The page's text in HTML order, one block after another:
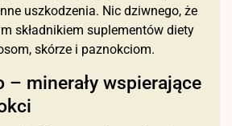
uszkodzenia. Nic dziwnego, że
składnikiem suplementów diety
skórze i paznokciom.
– minerały wspierające